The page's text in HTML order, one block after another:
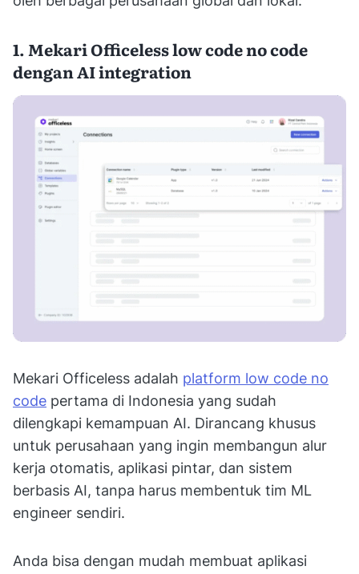
1. Mekari Officeless low code no code
dengan AI integration
Mekari Officeless adalah platform low code no
code pertama di Indonesia yang sudah
dilengkapi kemampuan AI. Dirancang khusus
untuk perusahaan yang ingin membangun alur
kerja otomatis, aplikasi pintar, dan sistem
berbasis AI, tanpa harus membentuk tim ML
engineer sendiri.
Anda bisa dengan mudah membuat aplikasi